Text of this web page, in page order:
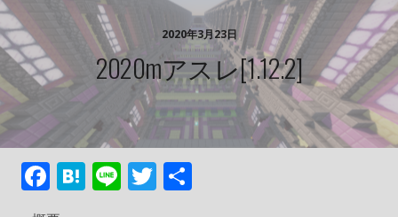
2020年3月23日
2020mアスレ[1.12.2]
F
ac
H Li T